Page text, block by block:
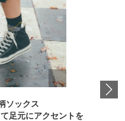
ソックス
足元にアクセントを